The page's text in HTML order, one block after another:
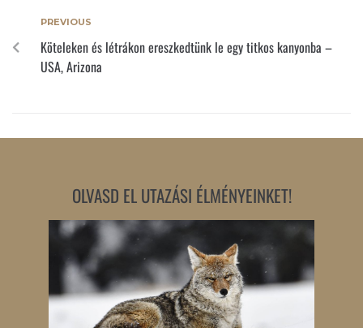
PREVIOUS
Köteleken és létrákon ereszkedtünk le egy titkos kanyonba –
USA, Arizona
OLVASD EL UTAZÁSI ÉLMÉNYEINKET!